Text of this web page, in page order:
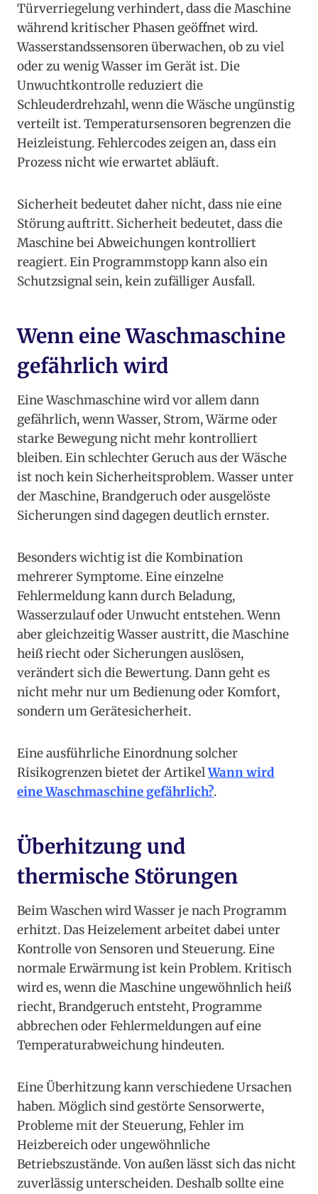
Türverriegelung verhindert, dass die Maschine
während kritischer Phasen geöffnet wird.
Wasserstandssensoren überwachen, ob zu viel
oder zu wenig Wasser im Gerät ist. Die
Unwuchtkontrolle reduziert die
Schleuderdrehzahl, wenn die Wäsche ungünstig
verteilt ist. Temperatursensoren begrenzen die
Heizleistung. Fehlercodes zeigen an, dass ein
Prozess nicht wie erwartet abläuft.
Sicherheit bedeutet daher nicht, dass nie eine
Störung auftritt. Sicherheit bedeutet, dass die
Maschine bei Abweichungen kontrolliert
reagiert. Ein Programmstopp kann also ein
Schutzsignal sein, kein zufälliger Ausfall.
Wenn eine Waschmaschine
gefährlich wird
Eine Waschmaschine wird vor allem dann
gefährlich, wenn Wasser, Strom, Wärme oder
starke Bewegung nicht mehr kontrolliert
bleiben. Ein schlechter Geruch aus der Wäsche
ist noch kein Sicherheitsproblem. Wasser unter
der Maschine, Brandgeruch oder ausgelöste
Sicherungen sind dagegen deutlich ernster.
Besonders wichtig ist die Kombination
mehrerer Symptome. Eine einzelne
Fehlermeldung kann durch Beladung,
Wasserzulauf oder Unwucht entstehen. Wenn
aber gleichzeitig Wasser austritt, die Maschine
heiß riecht oder Sicherungen auslösen,
verändert sich die Bewertung. Dann geht es
nicht mehr nur um Bedienung oder Komfort,
sondern um Gerätesicherheit.
Eine ausführliche Einordnung solcher
Risikogrenzen bietet der ArtikelWann wird
eine Waschmaschine gefährlich?.
Überhitzung und
thermische Störungen
Beim Waschen wird Wasser je nach Programm
erhitzt. Das Heizelement arbeitet dabei unter
Kontrolle von Sensoren und Steuerung. Eine
normale Erwärmung ist kein Problem. Kritisch
wird es, wenn die Maschine ungewöhnlich heiß
riecht, Brandgeruch entsteht, Programme
abbrechen oder Fehlermeldungen auf eine
Temperaturabweichung hindeuten.
Eine Überhitzung kann verschiedene Ursachen
haben. Möglich sind gestörte Sensorwerte,
Probleme mit der Steuerung, Fehler im
Heizbereich oder ungewöhnliche
Betriebszustände. Von außen lässt sich das nicht
zuverlässig unterscheiden. Deshalb sollte eine